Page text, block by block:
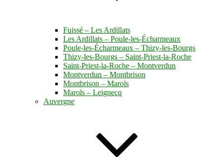
Fuissé – Les Ardillats
Les Ardillats – Poule-les-Écharmeaux
Poule-les-Écharmeaux – Thizy-les-Bourgs
Thizy-les-Bourgs – Saint-Priest-la-Roche
Saint-Priest-la-Roche – Montverdun
Montverdun – Montbrison
Montbrison – Marols
Marols – Leignecq
Auvergne